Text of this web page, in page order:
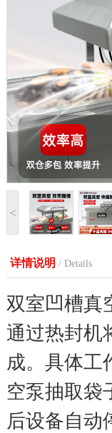
<
详情说明 / Details
双室凹槽真
通过热封机
成。具体工
空泵抽取袋
后设备自动